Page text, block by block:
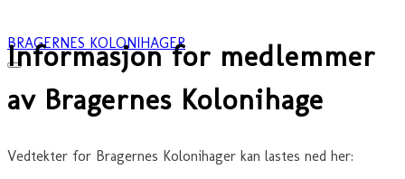
BRAGERNES KOLONIHAGER
Informasjon for medlemmer
av Bragernes Kolonihage
Vedtekter for Bragernes Kolonihager kan lastes ned her: